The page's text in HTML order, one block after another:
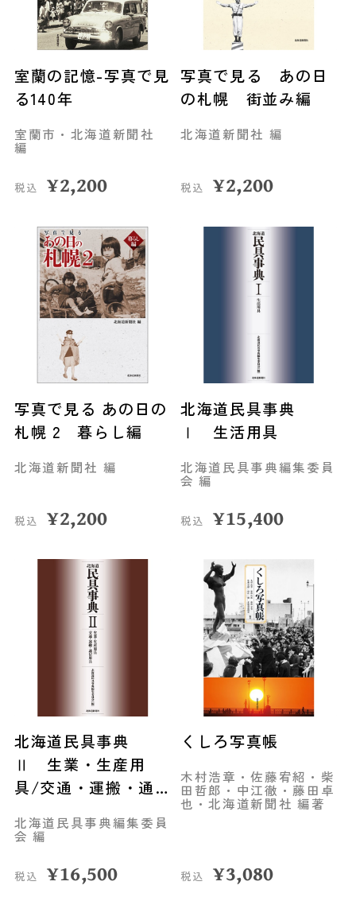
室蘭の記憶-写真で見
る140年
室蘭市・北海道新聞社
編
税込 ¥2,200
写真で見る あの日
の札幌 街並み編
北海道新聞社 編
税込 ¥2,200
写真で見る あの日の
札幌 2 暮らし編
北海道新聞社 編
税込 ¥2,200
北海道民具事典
Ⅰ 生活用具
北海道民具事典編集委員
会 編
税込 ¥15,400
北海道民具事典
Ⅱ 生業・生産用
具/交通・運搬・通
北海道民具事典編集委員
会 編
税込 ¥16,500
くしろ写真帳
木村浩章・佐藤宥紹・柴
田哲郎・中江徹・藤田卓
也・北海道新聞社 編著
税込 ¥3,080